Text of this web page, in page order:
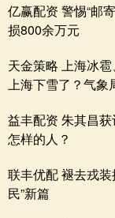
亿赢配资 警惕“邮
损800余万元
天金策略 上海冰
上海下雪了？气象
益丰配资 朱其昌
怎样的人？
联丰优配 褪去戎
民”新篇